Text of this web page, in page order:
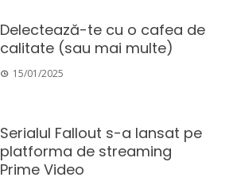
Delectează-te cu o cafea de
calitate (sau mai multe)
15/01/2025
Serialul Fallout s-a lansat pe
platforma de streaming
Prime Video